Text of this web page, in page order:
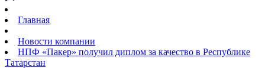
Главная
Новости компании
НПФ «Пакер» получил диплом за качество в Республике
Татарстан